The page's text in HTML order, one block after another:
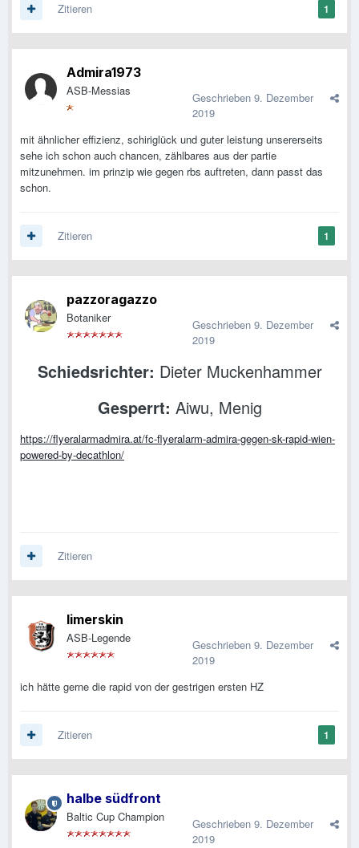
1
Zitieren
Admira1973
ASB-Messias Geschrieben 9. Dezember
2019
mit ähnlicher effizienz, schiriglück und guter leistung unsererseits
sehe ich schon auch chancen, zählbares aus der partie
mitzunehmen. im prinzip wie gegen rbs auftreten, dann passt das
schon.
1
Zitieren
pazzoragazzo
Botaniker Geschrieben 9. Dezember
2019
Schiedsrichter: Dieter Muckenhammer
Gesperrt: Aiwu, Menig
https://flyeralarmadmira.at/fc-flyeralarm-admira-gegen-sk-rapid-wien-
powered-by-decathlon/
Zitieren
limerskin
ASB-Legende Geschrieben 9. Dezember
2019
ich hätte gerne die rapid von der gestrigen ersten HZ
1
Zitieren
halbe südfront
Baltic Cup Champion Geschrieben 9. Dezember
2019